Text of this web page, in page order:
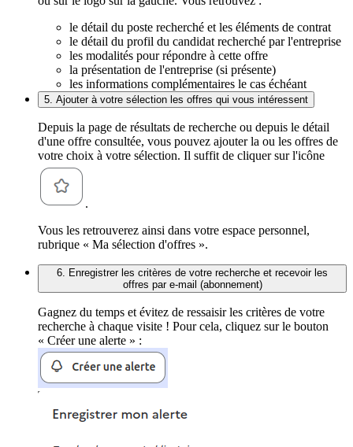
le détail du poste recherché et les éléments de contrat
le détail du profil du candidat recherché par l'entreprise
les modalités pour répondre à cette offre
la présentation de l'entreprise (si présente)
les informations complémentaires le cas échéant
5. Ajouter à votre sélection les offres qui vous intéressent
Depuis la page de résultats de recherche ou depuis le détail
d'une offre consultée, vous pouvez ajouter la ou les offres de
votre choix à votre sélection. Il suffit de cliquer sur l'icône
.
Vous les retrouverez ainsi dans votre espace personnel,
rubrique « Ma sélection d'offres ».
6. Enregistrer les critères de votre recherche et recevoir les
offres par e-mail (abonnement)
Gagnez du temps et évitez de ressaisir les critères de votre
recherche à chaque visite ! Pour cela, cliquez sur le bouton
« Créer une alerte » :